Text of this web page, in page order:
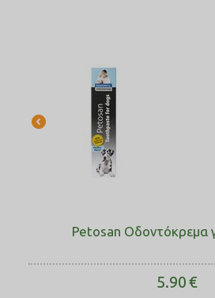
Petosan Οδοντόκρεμα
5.90€